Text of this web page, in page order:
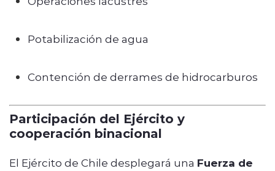
Potabilización de agua
Contención de derrames de hidrocarburos
Participación del Ejército y
cooperación binacional
El Ejército de Chile desplegará una Fuerza de